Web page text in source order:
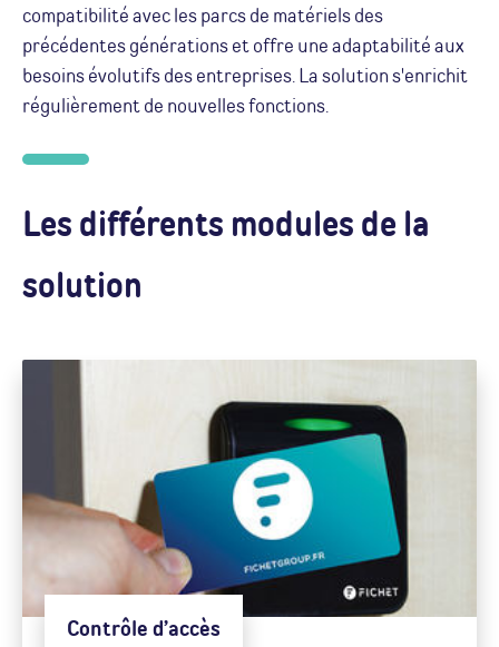
compatibilité avec les parcs de matériels des
précédentes générations et offre une adaptabilité aux
besoins évolutifs des entreprises. La solution s'enrichit
régulièrement de nouvelles fonctions.
Les différents modules de la
solution
Contrôle d’accès